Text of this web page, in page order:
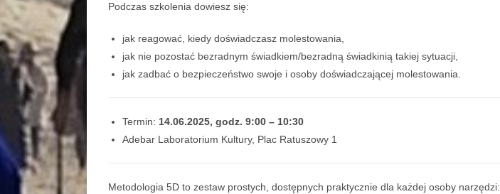
Podczas szkolenia dowiesz się:
jak reagować, kiedy doświadczasz molestowania,
jak nie pozostać bezradnym świadkiem/bezradną świadkinią takiej sytuacji,
jak zadbać o bezpieczeństwo swoje i osoby doświadczającej molestowania.
Termin: 14.06.2025, godz. 9:00 – 10:30
Adebar Laboratorium Kultury, Plac Ratuszowy 1
Metodologia 5D to zestaw prostych, dostępnych praktycznie dla każdej osoby narzędzi: